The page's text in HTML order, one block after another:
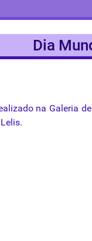
Dia
na Galeria
Lelis.